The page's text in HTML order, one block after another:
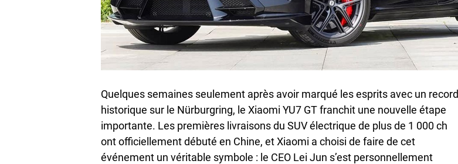
Quelques semaines seulement après avoir marqué les esprits avec un record
historique sur le Nürburgring, le Xiaomi YU7 GT franchit une nouvelle étape
importante. Les premières livraisons du SUV électrique de plus de 1 000 ch
ont officiellement débuté en Chine, et Xiaomi a choisi de faire de cet
événement un véritable symbole : le CEO Lei Jun s’est personnellement